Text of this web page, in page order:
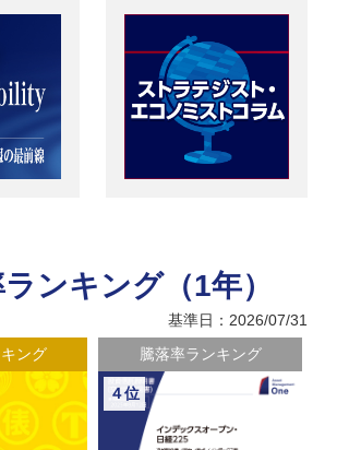
ンキング（1年）
基準日：2026/07/31
ング 騰落率ランキング
４位